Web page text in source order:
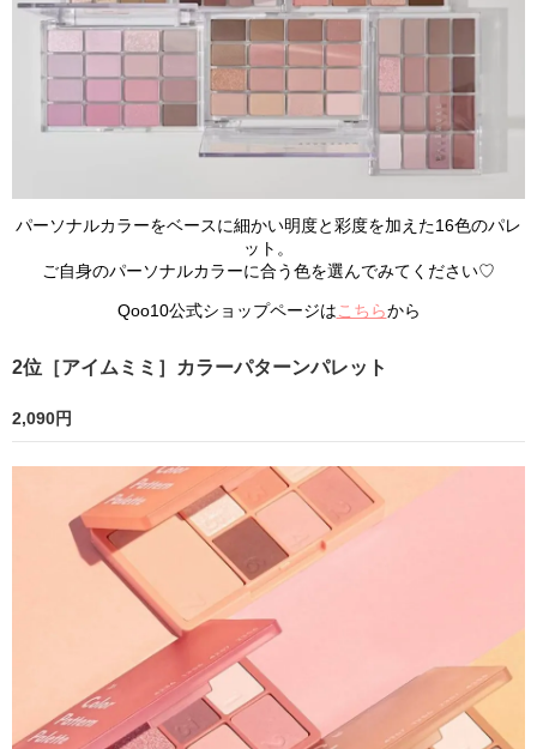
パーソナルカラーをベースに細かい明度と彩度を加えた16色のパレ
ット。
ご自身のパーソナルカラーに合う色を選んでみてください♡
Qoo10公式ショップページは こちらから
2位［アイムミミ］カラーパターンパレット
2,090円